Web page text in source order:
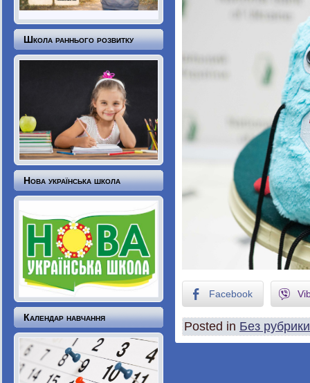
Школа раннього розвитку
Нова українська школа
Календар навчання
Facebook
Posted in Без рубрики